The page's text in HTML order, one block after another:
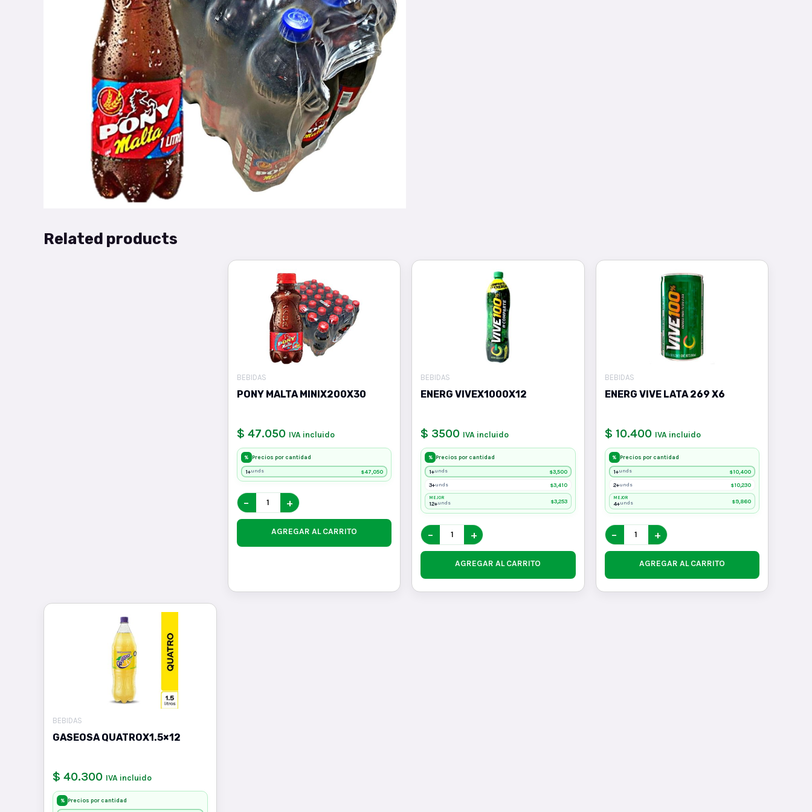
Related products
BEBIDAS
PONY MALTA MINIX200X30
$ 47.050 IVA incluido
% Precios por cantidad
1+unds $47,050
− +
AGREGAR AL CARRITO
BEBIDAS
ENERG VIVEX1000X12
$ 3500 IVA incluido
% Precios por cantidad
1+unds $3,500
3+unds $3,410
MEJOR
12+unds $3,253
− +
AGREGAR AL CARRITO
BEBIDAS
ENERG VIVE LATA 269 X6
$ 10.400 IVA incluido
% Precios por cantidad
1+unds $10,400
2+unds $10,230
MEJOR
4+unds $9,860
− +
AGREGAR AL CARRITO
BEBIDAS
GASEOSA QUATROX1.5×12
$ 40.300 IVA incluido
% Precios por cantidad